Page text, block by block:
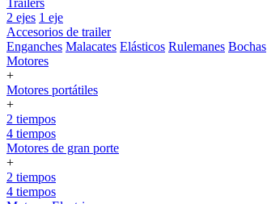
Trailers
2 ejes 1 eje
Accesorios de trailer
Enganches Malacates Elásticos Rulemanes Bochas
Motores
+
Motores portátiles
+
2 tiempos
4 tiempos
Motores de gran porte
+
2 tiempos
4 tiempos